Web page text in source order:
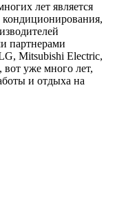
лет является
кондиционирования,
партнерами
Mitsubishi Electric,
вот уже много лет,
и отдыха на